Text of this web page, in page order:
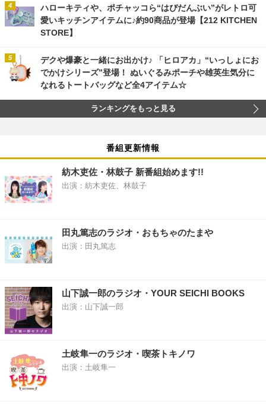
ハローキティや、ポチャッコら“はぴだんぶい”がレトロ可
愛いキッチンアイテムに♪約90商品が登場【212 KITCHEN
STORE】
デクや爆豪と一緒にお出かけ♪ 「ヒロアカ」“いっしょにお
でかけシリーズ”登場！ ぬいぐるみポーチや雄英生気分に
なれるトートバッグなど全4アイテム☆
ランキングをもっと見る
番組更新情報
紡木吏佐・林鼓子 新番組始めます!!
出演：紡木吏佐、林鼓子
田丸篤志のラジオ・おもちゃのたまや
出演：田丸篤志
山下誠一郎のラジオ・YOUR SEICHI BOOKS
出演：山下誠一郎
土岐隼一のラジオ・喫茶トキノワ
出演：土岐隼一